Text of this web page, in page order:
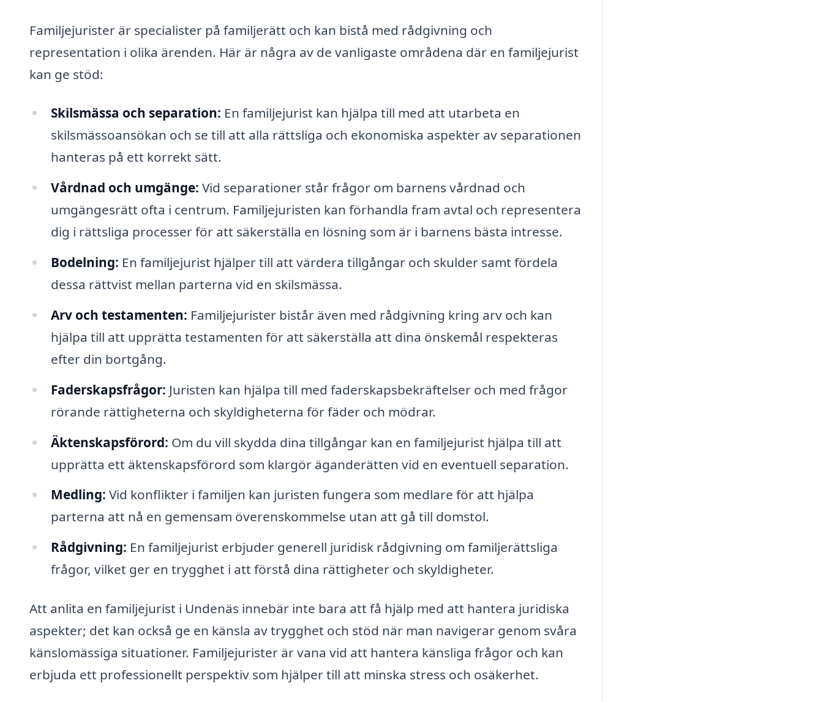
Familjejurister är specialister på familjerätt och kan bistå med rådgivning och
representation i olika ärenden. Här är några av de vanligaste områdena där en familjejurist
kan ge stöd:
Skilsmässa och separation: En familjejurist kan hjälpa till med att utarbeta en
skilsmässoansökan och se till att alla rättsliga och ekonomiska aspekter av separationen
hanteras på ett korrekt sätt.
Vårdnad och umgänge: Vid separationer står frågor om barnens vårdnad och
umgängesrätt ofta i centrum. Familjejuristen kan förhandla fram avtal och representera
dig i rättsliga processer för att säkerställa en lösning som är i barnens bästa intresse.
Bodelning: En familjejurist hjälper till att värdera tillgångar och skulder samt fördela
dessa rättvist mellan parterna vid en skilsmässa.
Arv och testamenten: Familjejurister bistår även med rådgivning kring arv och kan
hjälpa till att upprätta testamenten för att säkerställa att dina önskemål respekteras
efter din bortgång.
Faderskapsfrågor: Juristen kan hjälpa till med faderskapsbekräftelser och med frågor
rörande rättigheterna och skyldigheterna för fäder och mödrar.
Äktenskapsförord: Om du vill skydda dina tillgångar kan en familjejurist hjälpa till att
upprätta ett äktenskapsförord som klargör äganderätten vid en eventuell separation.
Medling: Vid konflikter i familjen kan juristen fungera som medlare för att hjälpa
parterna att nå en gemensam överenskommelse utan att gå till domstol.
Rådgivning: En familjejurist erbjuder generell juridisk rådgivning om familjerättsliga
frågor, vilket ger en trygghet i att förstå dina rättigheter och skyldigheter.
Att anlita en familjejurist i Undenäs innebär inte bara att få hjälp med att hantera juridiska
aspekter; det kan också ge en känsla av trygghet och stöd när man navigerar genom svåra
känslomässiga situationer. Familjejurister är vana vid att hantera känsliga frågor och kan
erbjuda ett professionellt perspektiv som hjälper till att minska stress och osäkerhet.